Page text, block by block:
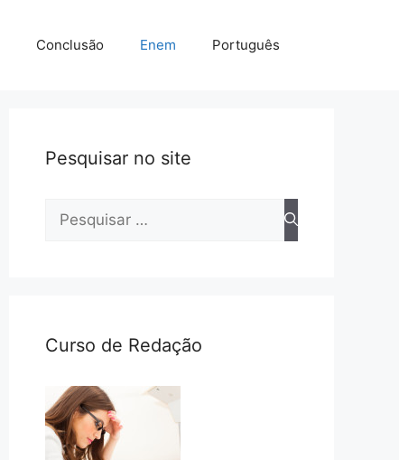
Conclusão Enem Português
Pesquisar no site
Pesquisar
Curso de Redação